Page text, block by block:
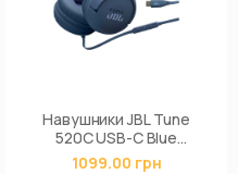
Навушники JBL Tune
520C USB-C Blue
(JBLT520CBLU)
1099.00 грн